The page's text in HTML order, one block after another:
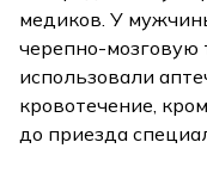
медиков. У
черепно-мозговую
использовали
кровотечение,
до приезда